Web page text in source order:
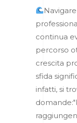
continua
percorso
crescita
sfida
infatti, si